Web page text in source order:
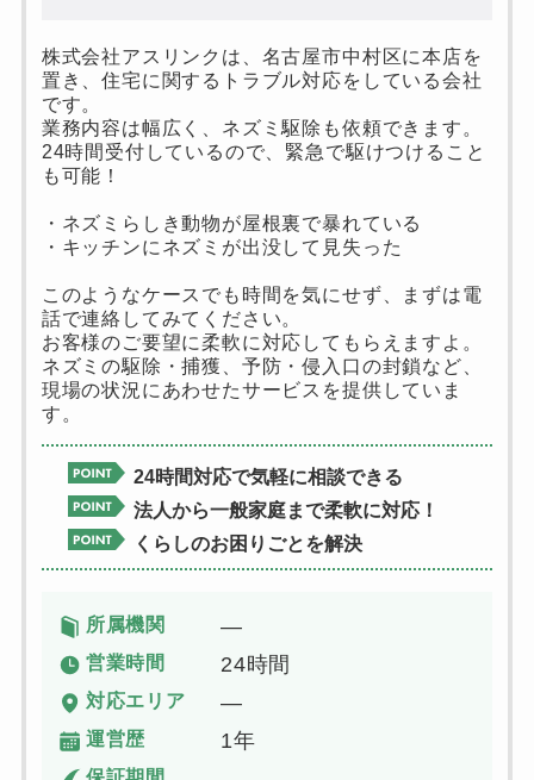
株式会社アスリンクは、名古屋市中村区に本店を
置き、住宅に関するトラブル対応をしている会社
です。
業務内容は幅広く、ネズミ駆除も依頼できます。
24時間受付しているので、緊急で駆けつけること
も可能！
・ネズミらしき動物が屋根裏で暴れている
・キッチンにネズミが出没して見失った
このようなケースでも時間を気にせず、まずは電
話で連絡してみてください。
お客様のご要望に柔軟に対応してもらえますよ。
ネズミの駆除・捕獲、予防・侵入口の封鎖など、
現場の状況にあわせたサービスを提供していま
す。
24時間対応で気軽に相談できる
法人から一般家庭まで柔軟に対応！
くらしのお困りごとを解決
所属機関 ―
営業時間 24時間
対応エリア ―
運営歴 1年